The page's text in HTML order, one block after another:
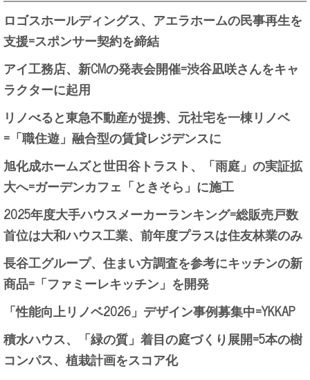
ロゴスホールディングス、アエラホームの民事再生を
支援=スポンサー契約を締結
アイ工務店、新CMの発表会開催=渋谷凪咲さんをキャ
ラクターに起用
リノべると東急不動産が提携、元社宅を一棟リノベ
=「職住遊」融合型の賃貸レジデンスに
旭化成ホームズと世田谷トラスト、「雨庭」の実証拡
大へ=ガーデンカフェ「ときそら」に施工
2025年度大手ハウスメーカーランキング=総販売戸数
首位は大和ハウス工業、前年度プラスは住友林業のみ
長谷工グループ、住まい方調査を参考にキッチンの新
商品=「ファミーレキッチン」を開発
「性能向上リノベ2026」デザイン事例募集中=YKKAP
積水ハウス、「緑の質」着目の庭づくり展開=5本の樹
コンパス、植栽計画をスコア化